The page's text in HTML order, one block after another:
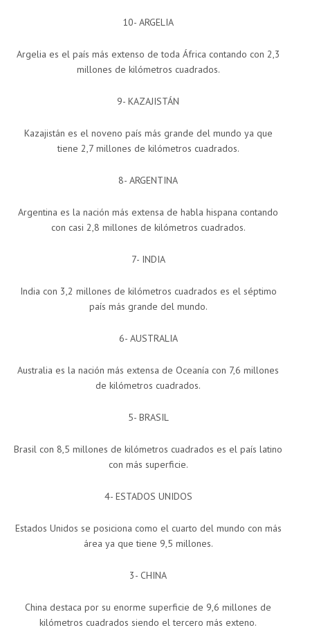
10- ARGELIA
Argelia es el país más extenso de toda África contando con 2,3
millones de kilómetros cuadrados.
9- KAZAJISTÁN
Kazajistán es el noveno país más grande del mundo ya que
tiene 2,7 millones de kilómetros cuadrados.
8- ARGENTINA
Argentina es la nación más extensa de habla hispana contando
con casi 2,8 millones de kilómetros cuadrados.
7- INDIA
India con 3,2 millones de kilómetros cuadrados es el séptimo
país más grande del mundo.
6- AUSTRALIA
Australia es la nación más extensa de Oceanía con 7,6 millones
de kilómetros cuadrados.
5- BRASIL
Brasil con 8,5 millones de kilómetros cuadrados es el país latino
con más superficie.
4- ESTADOS UNIDOS
Estados Unidos se posiciona como el cuarto del mundo con más
área ya que tiene 9,5 millones.
3- CHINA
China destaca por su enorme superficie de 9,6 millones de
kilómetros cuadrados siendo el tercero más exteno.